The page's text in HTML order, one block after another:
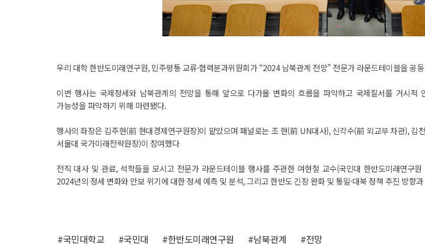
우리 대학 한반도미래연구원, 민주평통 교류·협력분과위원회가 “2024 남북관계 전망” 전문가 라운드테이블을 공
이번 행사는 국제정세와 남북관계의 전망을 통해 앞으로 다가올 변화의 흐름을 파악하고 국제질서를 거시
가능성을 파악하기 위해 마련됐다.
행사의 좌장은 김주현(前 현대경제연구원장)이 맡았으며 패널로는 조 현(前 UN대사), 신각수(前 외교부 차관),
서울대 국가미래전략원장)이 참여했다
전직 대사 및 관료, 석학들을 모시고 전문가 라운드테이블 행사를 주관한 여현철 교수(국민대 한반도미래연구
2024년의 정세 변화와 안보 위기에 대한 정세 예측 및 분석, 그리고 한반도 긴장 완화 및 통일·대북 정책 추진 방향
#국민대학교 #국민대 #한반도미래연구원 #남북관계 #전망